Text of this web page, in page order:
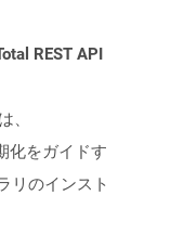
REST API
、
化をガイドす
リのインスト